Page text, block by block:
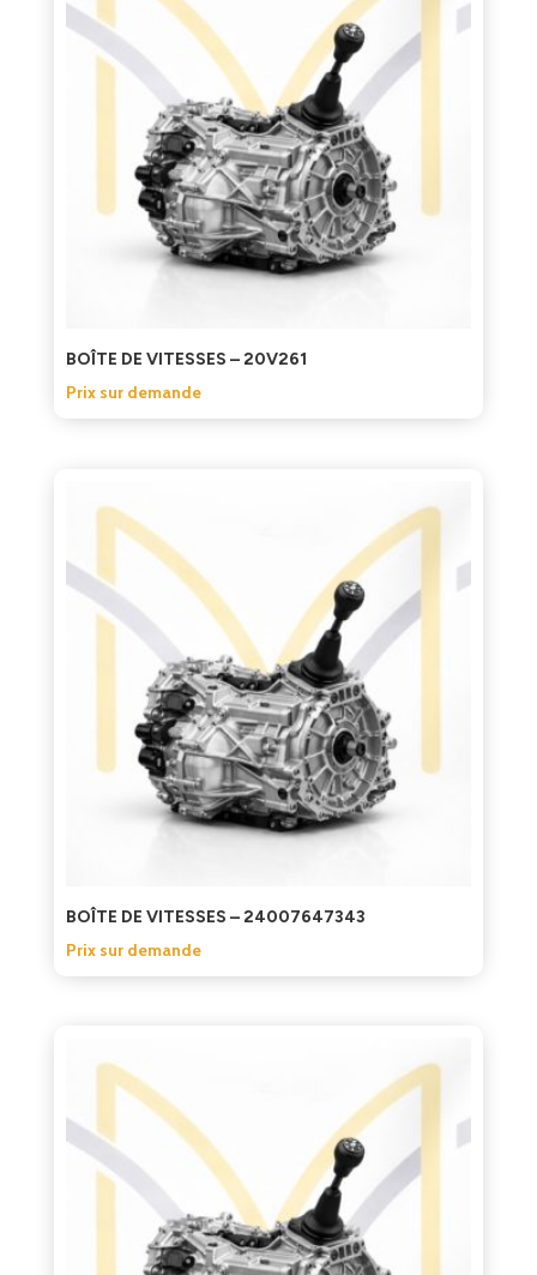
BOÎTE DE VITESSES – 20V261
Prix sur demande
BOÎTE DE VITESSES – 24007647343
Prix sur demande